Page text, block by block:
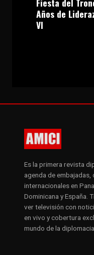
Años de
VI
Es la primera revista
agenda de
internacionales en
Dominicana y España.
ver televisión con
en vivo y cobertura
mundo de la